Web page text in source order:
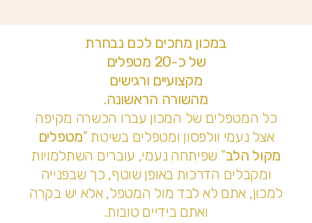
במכון מחכים לכם נבחרת
של כ-20 מטפלים
מקצועיים ורגישים
מהשורה הראשונה.
כל המטפלים של המכון עברו הכשרה מקיפה
אצל נעמי וולפסון ומטפלים בשיטת "מטפלים
מקול הלב" שפיתחה נעמי, עוברים השתלמויות
ומקבלים הדרכות באופן שוטף, כך שבפנייה
למכון, אתם לא לבד מול המטפל, אלא יש בקרה
ואתם בידיים טובות.